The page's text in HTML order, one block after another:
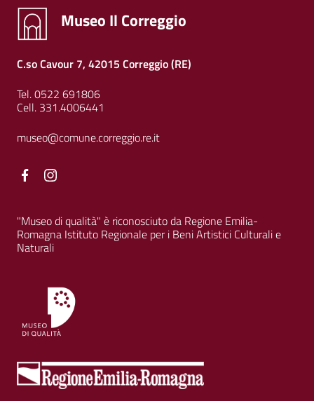
Museo Il Correggio
C.so Cavour 7, 42015 Correggio (RE)
Tel. 0522 691806
Cell. 331.4006441
museo@comune.correggio.re.it
Facebook
"Museo di qualità" è riconosciuto da Regione Emilia-
Romagna Istituto Regionale per i Beni Artistici Culturali e
Naturali